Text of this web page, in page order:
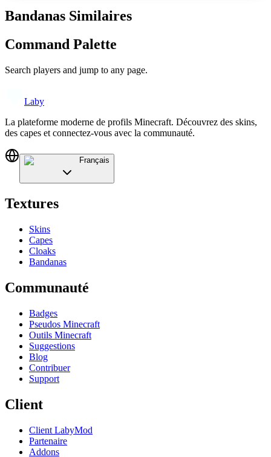
Bandanas Similaires
Command Palette
Search players and jump to any page.
Laby
La plateforme moderne de profils Minecraft. Découvrez des skins,
des capes et connectez-vous avec la communauté.
Français
Textures
Skins
Capes
Cloaks
Bandanas
Communauté
Badges
Pseudos Minecraft
Outils Minecraft
Suggestions
Blog
Contribuer
Support
Client
Client LabyMod
Partenaire
Addons